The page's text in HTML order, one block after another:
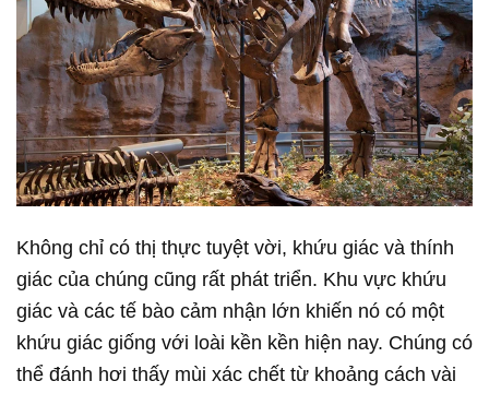
Không chỉ có thị thực tuyệt vời, khứu giác và thính
giác của chúng cũng rất phát triển. Khu vực khứu
giác và các tế bào cảm nhận lớn khiến nó có một
khứu giác giống với loài kền kền hiện nay. Chúng có
thể đánh hơi thấy mùi xác chết từ khoảng cách vài